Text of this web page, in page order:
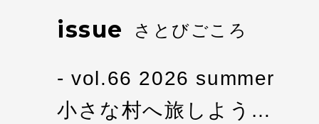
issue さとびごころ
vol.66 2026 summer
小さな村へ旅しよう…